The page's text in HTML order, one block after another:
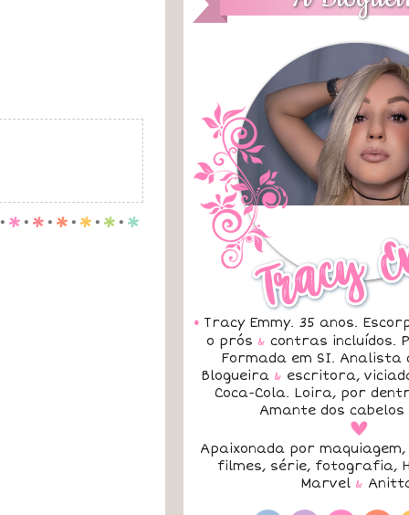
. p . p . p . p . p . p
• Tracy Emmy. 35 anos.
o prós & contras incluídos.
Formada em SI. Analista
Blogueira & escritora,
Coca-Cola. Loira, por
Amante dos
a
Apaixonada por maquiagem,
filmes, série, fotografia,
Marvel &